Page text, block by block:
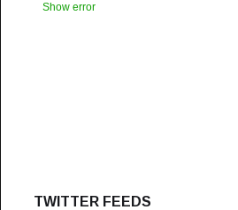
Show error
TWITTER FEEDS